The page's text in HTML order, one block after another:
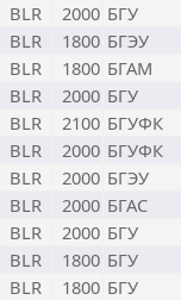
BLR 2000 БГУ
BLR 1800 БГЭУ
BLR 1800 БГАМ
BLR 2000 БГУ
BLR 2100 БГУФК
BLR 2000 БГУФК
BLR 2000 БГЭУ
BLR 2000 БГАС
BLR 2000 БГУ
BLR 1800 БГУ
BLR 1800 БГУ